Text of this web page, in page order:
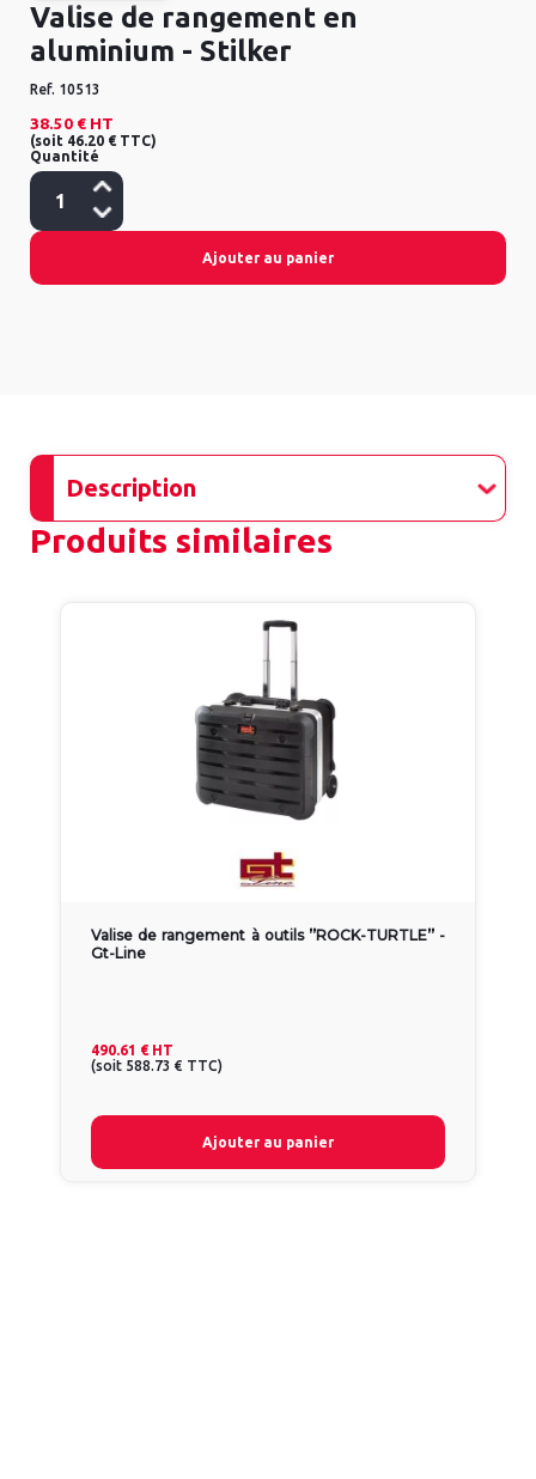
Valise de rangement en
aluminium - Stilker
Ref. 10513
38.50 € HT
(soit 46.20 € TTC)
Quantité
Ajouter au panier
Description
Produits similaires
Valise de rangement à outils ’’ROCK-TURTLE’’ -
Gt-Line
490.61 € HT
(soit 588.73 € TTC)
Ajouter au panier